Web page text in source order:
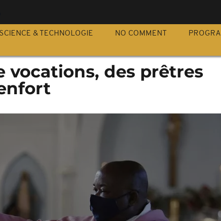
SCIENCE & TECHNOLOGIE NO COMMENT
vocations, des prêtres